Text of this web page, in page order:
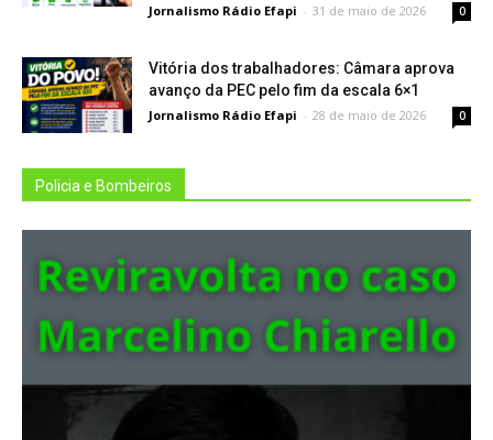
Jornalismo Rádio Efapi - 31 de maio de 2026 0
Vitória dos trabalhadores: Câmara aprova
avanço da PEC pelo fim da escala 6×1
Jornalismo Rádio Efapi - 28 de maio de 2026 0
Policia e Bombeiros